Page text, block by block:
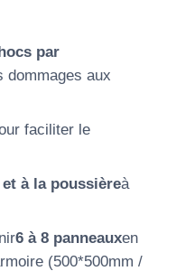
par
dommages aux
faciliter le
à la poussièreà
6 à 8 panneauxen
(500*500mm /